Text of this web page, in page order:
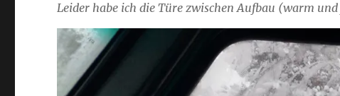
Leider habe ich die Türe zwischen Aufbau (warm